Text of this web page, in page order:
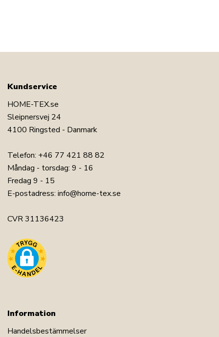
Kundservice
HOME-TEX.se
Sleipnersvej 24
4100 Ringsted - Danmark
Telefon: +46 77 421 88 82
Måndag - torsdag: 9 - 16
Fredag 9 - 15
E-postadress: info@home-tex.se
CVR 31136423
Information
Handelsbestämmelser